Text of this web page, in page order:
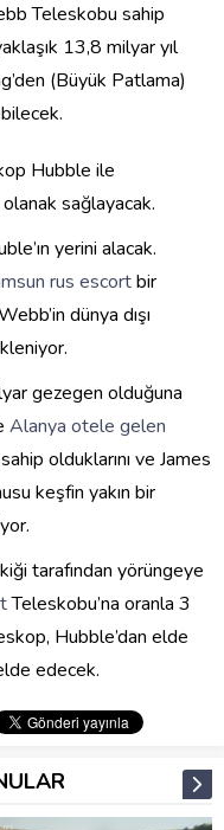
Teleskobu sahip
13,8 milyar yıl
(Büyük Patlama)
Hubble ile
sağlayacak.
yerini alacak.
rus escortbir
dünya dışı
gezegen olduğuna
Alanya otele gelen
olduklarını ve James
keşfin yakın bir
tarafından yörüngeye
Teleskobu’na oranla 3
Hubble’dan elde
edecek.